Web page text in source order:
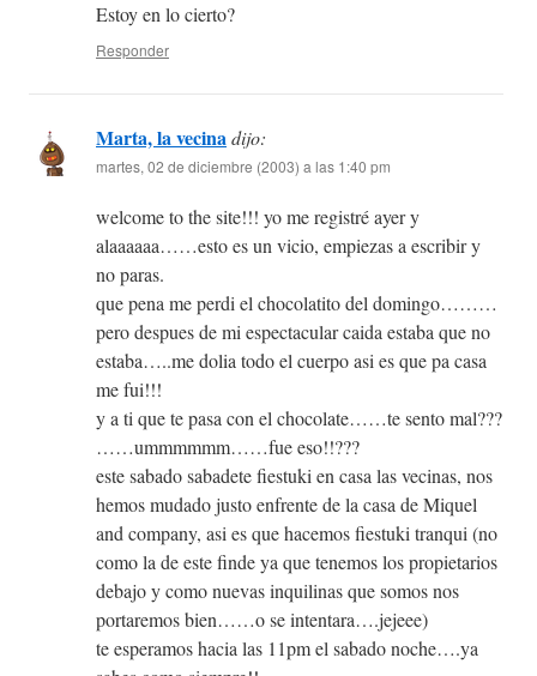
Estoy en lo cierto?
Responder
Marta, la vecinadijo:
martes, 02 de diciembre (2003) a las 1:40 pm
welcome to the site!!! yo me registré ayer y
alaaaaaa……esto es un vicio, empiezas a escribir y
no paras.
que pena me perdi el chocolatito del domingo………
pero despues de mi espectacular caida estaba que no
estaba…..me dolia todo el cuerpo asi es que pa casa
me fui!!!
y a ti que te pasa con el chocolate……te sento mal???
……ummmmmm……fue eso!!???
este sabado sabadete fiestuki en casa las vecinas, nos
hemos mudado justo enfrente de la casa de Miquel
and company, asi es que hacemos fiestuki tranqui (no
como la de este finde ya que tenemos los propietarios
debajo y como nuevas inquilinas que somos nos
portaremos bien……o se intentara….jejeee)
te esperamos hacia las 11pm el sabado noche….ya